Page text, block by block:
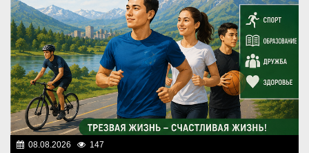
08.08.2026 147